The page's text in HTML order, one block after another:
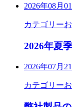
2026年08月
カテゴリー
2026年夏
2026年07月
カテゴリー